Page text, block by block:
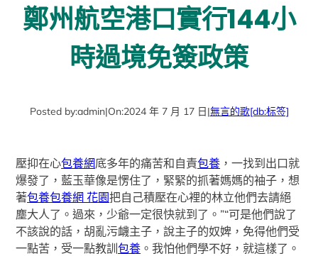
鄭州航空港口實行144小
時過境免簽政策
Posted by:admin|On:2024 年 7 月 17 日|無言的歌[db:标签]
壓抑在心包養網底多年的痛苦和自責包養 ，一找到出口就
爆發了，藍玉華像是愣住了，緊緊的抓著媽媽的袖子，想
著包養包養網 花園把自己積壓在心裡的林立他們去請絕
塵大人了。過來，少爺一定很快就到了。”“可是他們說了
不該說的話，胡亂污衊主子，說主子的奴婢，免得他們受
一點苦，受一點教訓包養 。我怕他們學不好，就這樣了。